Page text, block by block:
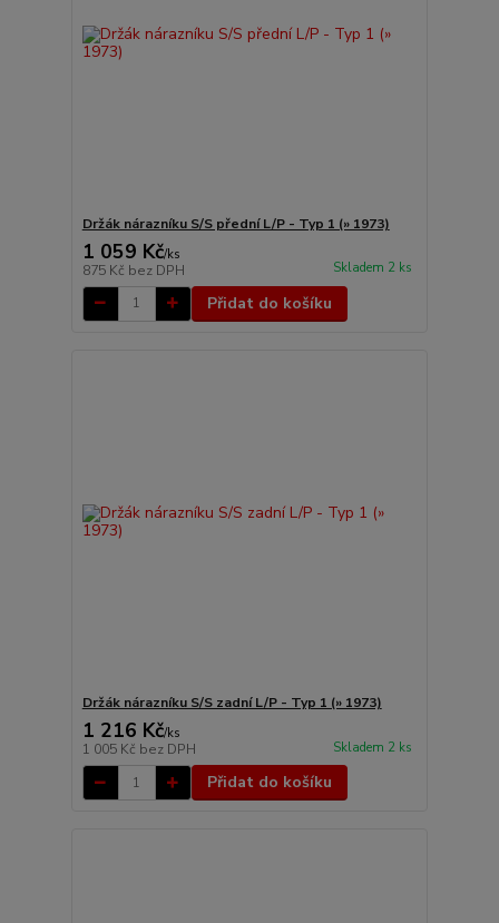
Držák nárazníku S/S přední L/P - Typ 1 (» 1973)
1 059 Kč/ks
875 Kč bez DPH Skladem 2 ks
Přidat do košíku
Držák nárazníku S/S zadní L/P - Typ 1 (» 1973)
1 216 Kč/ks
1 005 Kč bez DPH Skladem 2 ks
Přidat do košíku